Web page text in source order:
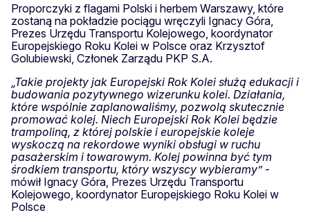
Proporczyki z flagami Polski i herbem Warszawy, które
zostaną na pokładzie pociągu wręczyli Ignacy Góra,
Prezes Urzędu Transportu Kolejowego, koordynator
Europejskiego Roku Kolei w Polsce oraz Krzysztof
Golubiewski, Członek Zarządu PKP S.A.
„Takie projekty jak Europejski Rok Kolei służą edukacji i
budowania pozytywnego wizerunku kolei. Działania,
które wspólnie zaplanowaliśmy, pozwolą skutecznie
promować kolej. Niech Europejski Rok Kolei będzie
trampoliną, z której polskie i europejskie koleje
wyskoczą na rekordowe wyniki obsługi w ruchu
pasażerskim i towarowym. Kolej powinna być tym
środkiem transportu, który wszyscy wybieramy”-
mówił Ignacy Góra, Prezes Urzędu Transportu
Kolejowego, koordynator Europejskiego Roku Kolei w
Polsce